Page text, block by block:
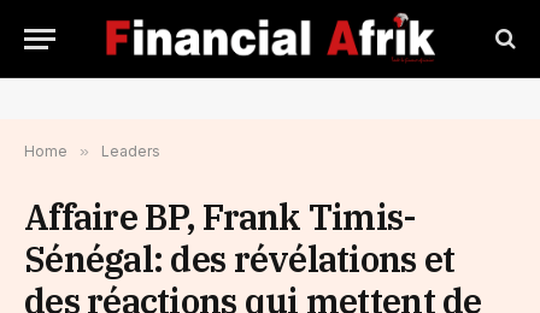
Home » Leaders
Affaire BP, Frank Timis-
Sénégal: des révélations et
des réactions qui mettent de